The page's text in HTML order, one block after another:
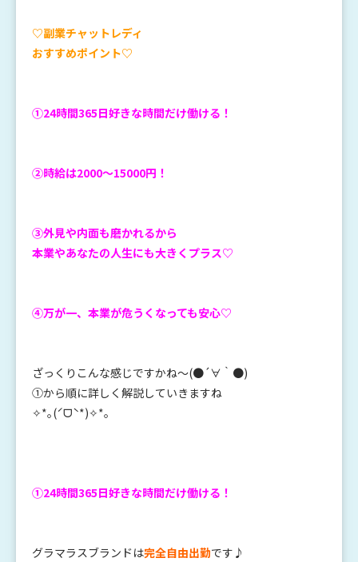
♡副業チャットレディ
おすすめポイント♡
①24時間365日好きな時間だけ働ける！
②時給は2000〜15000円！
③外見や内面も磨かれるから
本業やあなたの人生にも大きくプラス♡
④万が一、本業が危うくなっても安心♡
ざっくりこんな感じですかね〜(●´∀｀●)
①から順に詳しく解説していきますね
✧*｡(ˊᗜˋ*)✧*｡
①24時間365日好きな時間だけ働ける！
グラマラスブランドは完全自由出勤です♪